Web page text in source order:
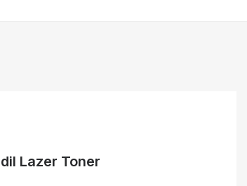
Lazer Toner